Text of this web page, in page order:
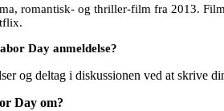
romantisk- og thriller-film fra 2013.
Day anmeldelse?
og deltag i diskussionen ved at skrive
Day om?